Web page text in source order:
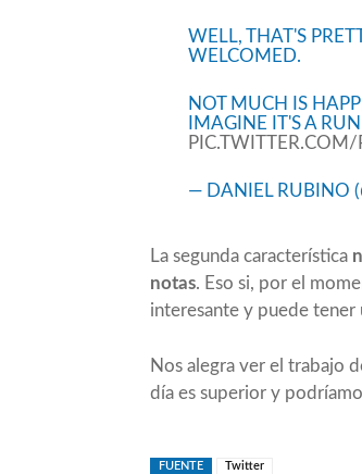
WELL, THAT'S
WELCOMED.
NOT MUCH IS
IMAGINE IT'S A
— DANIEL RUBINO
La segunda característica
notas. Eso si, por el
interesante y puede tener
Nos alegra ver el trabajo
día es superior y
FUENTE Twitter